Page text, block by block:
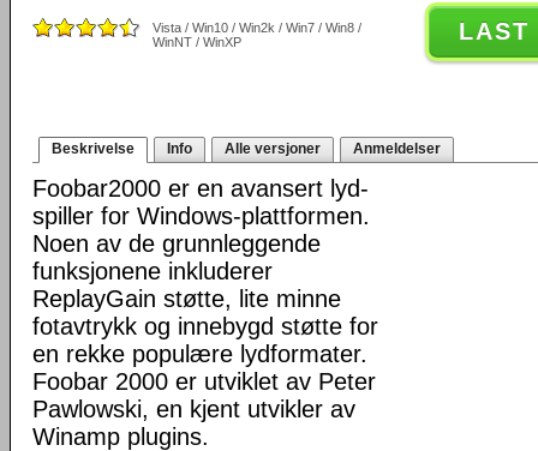
Vista / Win10 / Win2k / Win7 / Win8 /
WinNT / WinXP
LAST
Beskrivelse Info Alle versjoner Anmeldelser
Foobar2000 er en avansert lyd-
spiller for Windows-plattformen.
Noen av de grunnleggende
funksjonene inkluderer
ReplayGain støtte, lite minne
fotavtrykk og innebygd støtte for
en rekke populære lydformater.
Foobar 2000 er utviklet av Peter
Pawlowski, en kjent utvikler av
Winamp plugins.